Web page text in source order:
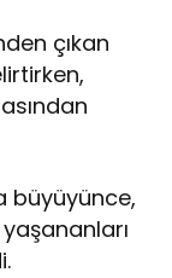
çıkan
büyüyünce,